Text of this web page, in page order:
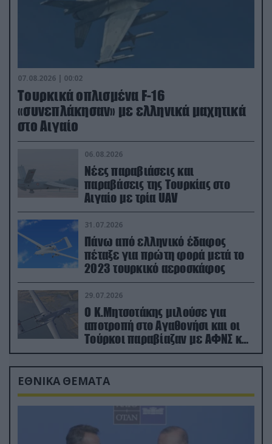
07.08.2026 | 00:02
Τουρκικά οπλισμένα F-16
«συνεπλάκησαν» με ελληνικά μαχητικά
στο Αιγαίο
06.08.2026
Νέες παραβιάσεις και
παραβάσεις της Τουρκίας στο
Αιγαίο με τρία UAV
31.07.2026
Πάνω από ελληνικό έδαφος
πέταξε για πρώτη φορά μετά το
2023 τουρκικό αεροσκάφος
29.07.2026
Ο Κ.Μητσοτάκης μιλούσε για
αποτροπή στο Αγαθονήσι και οι
Τούρκοι παραβίαζαν με ΑΦΝΣ και
drone
ΕΘΝΙΚΑ ΘΕΜΑΤΑ